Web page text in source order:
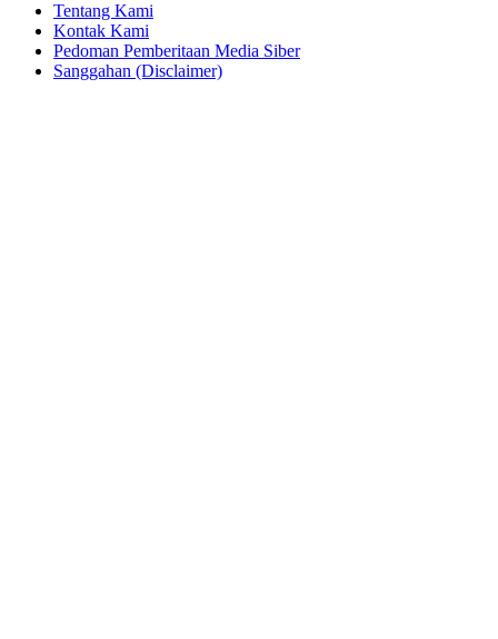
Tentang Kami
Kontak Kami
Pedoman Pemberitaan Media Siber
Sanggahan (Disclaimer)